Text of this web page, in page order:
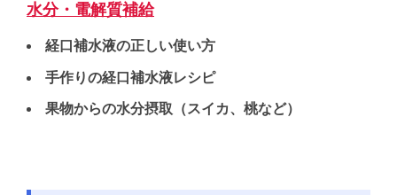
水分・電解質補給
経口補水液の正しい使い方
手作りの経口補水液レシピ
果物からの水分摂取（スイカ、桃など）